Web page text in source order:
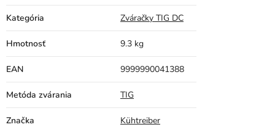
Kategória Zváračky TIG DC
Hmotnosť 9.3 kg
EAN 9999990041388
Metóda zvárania TIG
Značka Kühtreiber